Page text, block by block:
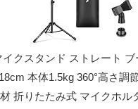
イクスタンド ストレート
本体1.5kg 360°高さ調
折りたたみ式 マイクホル